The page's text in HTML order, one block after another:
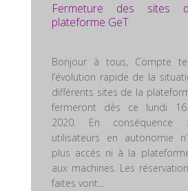
Fermeture des sites
plateforme GeT
Bonjour à tous, Compte
l’évolution rapide de la
différents sites de la
fermeront dès ce lundi
2020. En conséquence
utilisateurs en autonomie
plus accès ni à la
aux machines. Les
faites vont...